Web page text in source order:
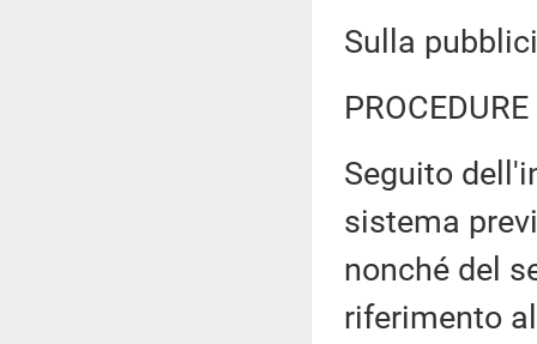
Sulla
Seguito
sistema
nonché del
riferimento